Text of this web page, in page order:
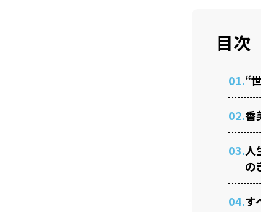
目次
01.“
02.香
03.人
の
04.す